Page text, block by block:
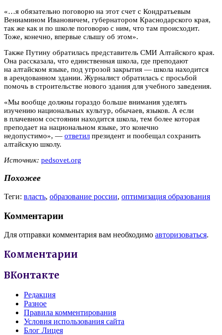
«…я обязательно поговорю на этот счет с Кондратьевым
Вениамином Ивановичем, губернатором Краснодарского края,
так же как и по школе поговорю с ним, что там происходит.
Тоже, конечно, впервые слышу об этом».
Также Путину обратилась представитель СМИ Алтайского края.
Она рассказала, что единственная школа, где преподают
на алтайском языке, под угрозой закрытия — школа находится
в арендованном здании. Журналист обратилась с просьбой
помочь в строительстве нового здания для учебного заведения.
«Мы вообще должны гораздо больше внимания уделять
изучению национальных культур, обычаев, языков. А если
в плачевном состоянии находится школа, тем более которая
преподает на национальном языке, это конечно
недопустимо», — ответил президент и пообещал сохранить
алтайскую школу.
Источник: pedsovet.org
Похожее
Теги: власть, образование россии, оптимизация образования
Комментарии
Для отправки комментария вам необходимо авторизоваться.
Комментарии
ВКонтакте
Редакция
Разное
Правила комментирования
Условия использования сайта
Блог Лицея